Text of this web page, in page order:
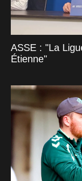
ASSE : "La
Étienne"